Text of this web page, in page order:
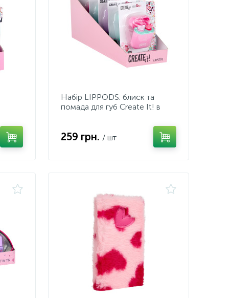
Набір LIPPODS: блиск та
помада для губ Create It! в
259 грн. / шт